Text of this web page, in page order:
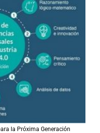
la Próxima Generación